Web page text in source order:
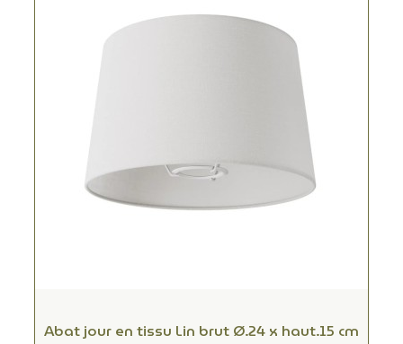
Abat jour en tissu Lin brut Ø.24 x haut.15 cm